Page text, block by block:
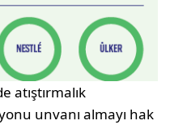
atıştırmalık
unvanı almayı hak